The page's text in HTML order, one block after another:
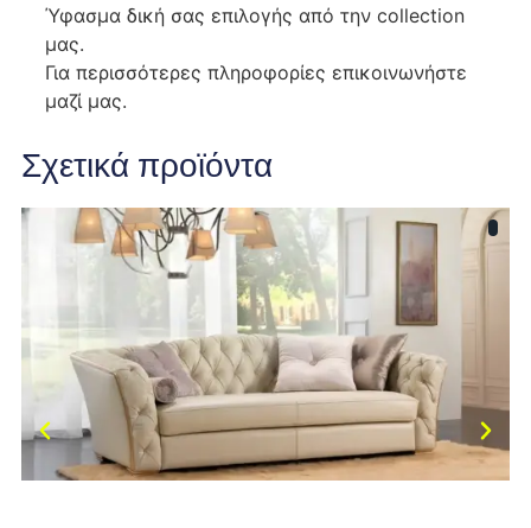
Ύφασμα δική σας επιλογής από την collection
μας.
Για περισσότερες πληροφορίες επικοινωνήστε
μαζί μας.
Σχετικά προϊόντα